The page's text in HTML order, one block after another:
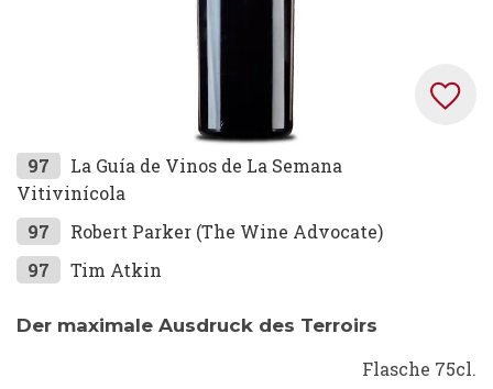
Zum
Anfang
der
Bildgalerie
springen
97
La Guía de Vinos de La Semana
Vitivinícola
97
Robert Parker (The Wine Advocate)
97
Tim Atkin
Der maximale Ausdruck des Terroirs
Flasche 75cl.